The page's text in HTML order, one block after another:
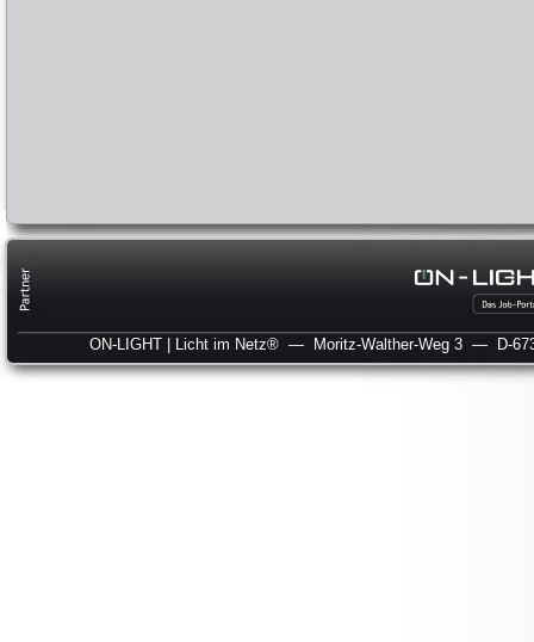
ON-LIGHT | Licht im Netz® — Moritz-Walther-Weg 3 — D-